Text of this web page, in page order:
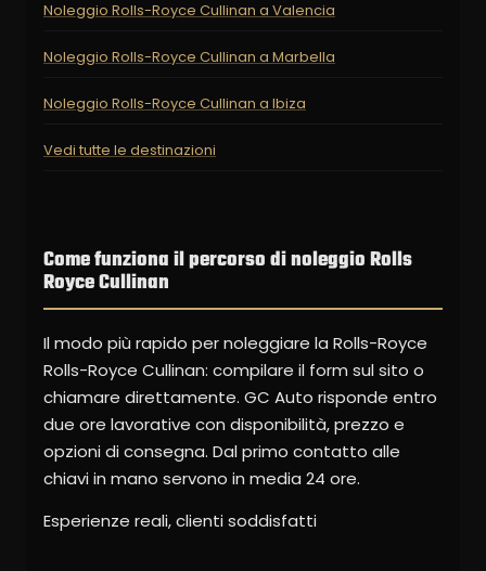
Noleggio Rolls-Royce Cullinan a Valencia
Noleggio Rolls-Royce Cullinan a Marbella
Noleggio Rolls-Royce Cullinan a Ibiza
Vedi tutte le destinazioni
Come funziona il percorso di noleggio Rolls
Royce Cullinan
Il modo più rapido per noleggiare la Rolls-Royce
Rolls-Royce Cullinan: compilare il form sul sito o
chiamare direttamente. GC Auto risponde entro
due ore lavorative con disponibilità, prezzo e
opzioni di consegna. Dal primo contatto alle
chiavi in mano servono in media 24 ore.
Esperienze reali, clienti soddisfatti